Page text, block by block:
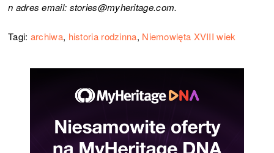
n adres email: stories@myheritage.com.
Tagi: archiwa, historia rodzinna, Niemowlęta XVIII wiek